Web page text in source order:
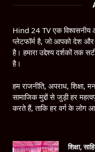
Hind 24 TV एक
प्लेटफॉर्म है, जो आपको देश
है। हमारा उद्देश्य दर्शकों तक
है।
हम राजनीति, अपराध,
सामाजिक मुद्दों से जुड़ी हर
करते हैं, ताकि हर वर्ग के
शिक्षा,